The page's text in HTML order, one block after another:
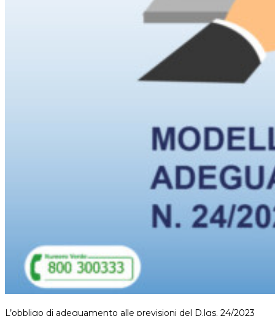
L’obbligo di adeguamento alle previsioni del D.lgs. 24/2023